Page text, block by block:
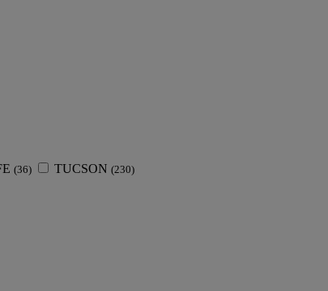
(36) TUCSON (230)